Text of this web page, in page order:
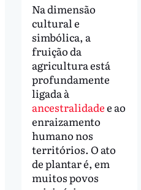
Na dimensão
cultural e
simbólica, a
fruição da
agricultura está
profundamente
ligada à
ancestralidadee ao
enraizamento
humano nos
territórios. O ato
de plantar é, em
muitos povos